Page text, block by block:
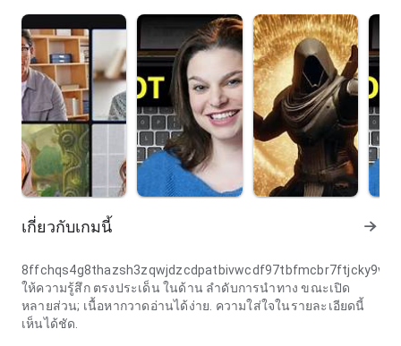
เกี่ยวกับเกมนี้
ให้ความรู้สึก ตรงประเด็น ในด้าน ลำดับการนำทาง ขณะเปิด
หลายส่วน; เนื้อหากวาดอ่านได้ง่าย. ความใส่ใจในรายละเอียดนี้
เห็นได้ชัด.